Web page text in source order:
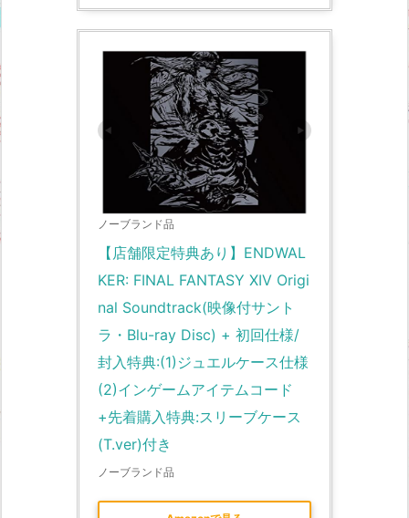
ノーブランド品
【店舗限定特典あり】ENDWAL
KER: FINAL FANTASY XIV Origi
nal Soundtrack(映像付サント
ラ・Blu-ray Disc) + 初回仕様/
封入特典:(1)ジュエルケース仕様
(2)インゲームアイテムコード
+先着購入特典:スリーブケース
(T.ver)付き
ノーブランド品